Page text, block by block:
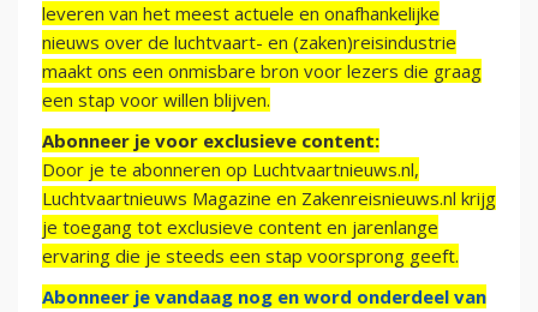
leveren van het meest actuele en onafhankelijke
nieuws over de luchtvaart- en (zaken)reisindustrie
maakt ons een onmisbare bron voor lezers die graag
een stap voor willen blijven.
Abonneer je voor exclusieve content:
Door je te abonneren op Luchtvaartnieuws.nl,
Luchtvaartnieuws Magazine en Zakenreisnieuws.nl krijg
je toegang tot exclusieve content en jarenlange
ervaring die je steeds een stap voorsprong geeft.
Abonneer je vandaag nog en word onderdeel van